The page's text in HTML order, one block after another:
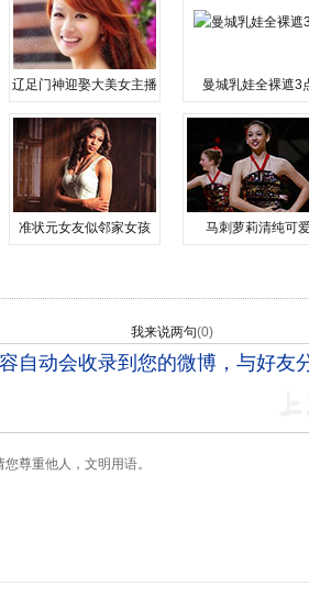
辽足门神迎娶大美女主播 曼城乳娃全裸遮3
准状元女友似邻家女孩 马刺萝莉清纯可
我来说两句(0)
尊重他人，文明用语。